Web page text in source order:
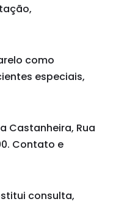
como
especiais,
Castanheira, Rua
Contato e
consulta,